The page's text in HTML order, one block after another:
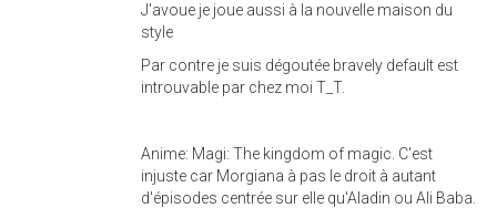
J'avoue je joue aussi à la nouvelle maison du
style
Par contre je suis dégoutée bravely default est
introuvable par chez moi T_T.
Anime: Magi: The kingdom of magic. C'est
injuste car Morgiana à pas le droit à autant
d'épisodes centrée sur elle qu'Aladin ou Ali Baba.